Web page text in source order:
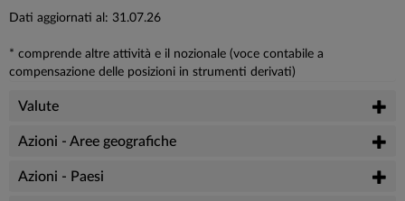
Dati aggiornati al: 31.07.26
* comprende altre attività e il nozionale (voce contabile a
compensazione delle posizioni in strumenti derivati)
Valute
Azioni - Aree geografiche
Azioni - Paesi